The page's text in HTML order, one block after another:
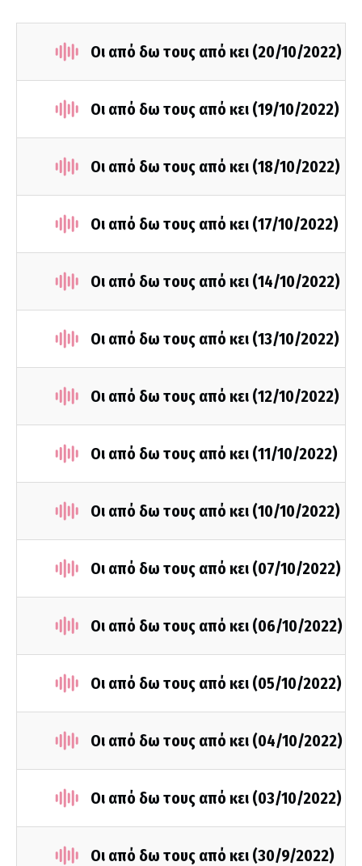
Οι από δω τους από κει (20/10/2022)
Οι από δω τους από κει (19/10/2022)
Οι από δω τους από κει (18/10/2022)
Οι από δω τους από κει (17/10/2022)
Οι από δω τους από κει (14/10/2022)
Οι από δω τους από κει (13/10/2022)
Οι από δω τους από κει (12/10/2022)
Οι από δω τους από κει (11/10/2022)
Οι από δω τους από κει (10/10/2022)
Οι από δω τους από κει (07/10/2022)
Οι από δω τους από κει (06/10/2022)
Οι από δω τους από κει (05/10/2022)
Οι από δω τους από κει (04/10/2022)
Οι από δω τους από κει (03/10/2022)
Οι από δω τους από κει (30/9/2022)